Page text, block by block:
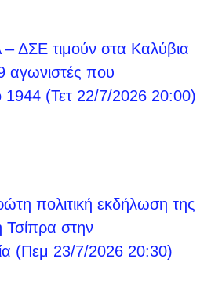
ΔΣΕ τιμούν στα Καλύβια
αγωνιστές που
1944 (Τετ 22/7/2026 20:00)
πολιτική εκδήλωση της
στην
(Πεμ 23/7/2026 20:30)